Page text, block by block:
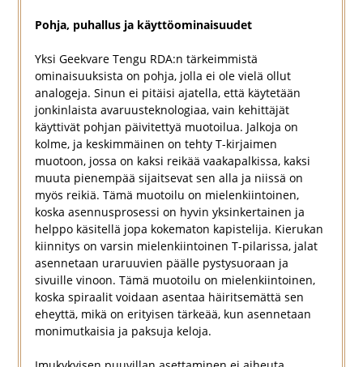
Pohja, puhallus ja käyttöominaisuudet
Yksi Geekvare Tengu RDA:n tärkeimmistä
ominaisuuksista on pohja, jolla ei ole vielä ollut
analogeja. Sinun ei pitäisi ajatella, että käytetään
jonkinlaista avaruusteknologiaa, vain kehittäjät
käyttivät pohjan päivitettyä muotoilua. Jalkoja on
kolme, ja keskimmäinen on tehty T-kirjaimen
muotoon, jossa on kaksi reikää vaakapalkissa, kaksi
muuta pienempää sijaitsevat sen alla ja niissä on
myös reikiä. Tämä muotoilu on mielenkiintoinen,
koska asennusprosessi on hyvin yksinkertainen ja
helppo käsitellä jopa kokematon kapistelija. Kierukan
kiinnitys on varsin mielenkiintoinen T-pilarissa, jalat
asennetaan uraruuvien päälle pystysuoraan ja
sivuille vinoon. Tämä muotoilu on mielenkiintoinen,
koska spiraalit voidaan asentaa häiritsemättä sen
eheyttä, mikä on erityisen tärkeää, kun asennetaan
monimutkaisia ja paksuja keloja.